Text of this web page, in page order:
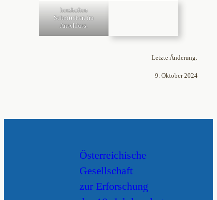
herzhaften
Schnittchen im
Anschluss.
Letzte Änderung:
9. Oktober 2024
Österreichische
Gesellschaft
zur Erforschung